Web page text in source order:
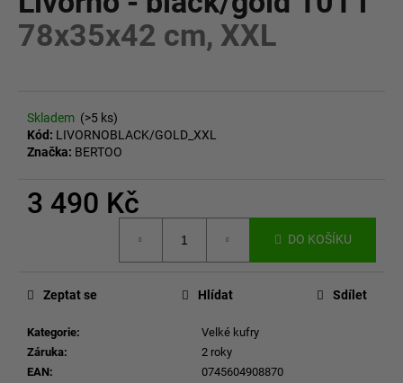
5
hvězdiček.
78x35x42 cm, XXL
Skladem (>5 ks)
Kód: LIVORNOBLACK/GOLD_XXL
Značka: BERTOO
3 490 Kč
DO KOŠÍKU
Kategorie:
Velké kufry
Záruka:
2 roky
EAN:
0745604908870
Zeptat se Hlídat Sdílet
u
j